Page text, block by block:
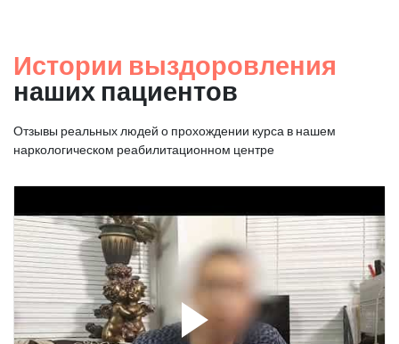
Истории выздоровления
наших пациентов
Отзывы реальных людей о прохождении курса в нашем
наркологическом реабилитационном центре